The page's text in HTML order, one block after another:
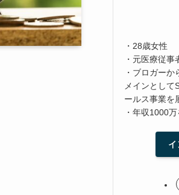
・28歳女性
・元医療従
・ブロガー
メインとして
ールス事業を
・年収1000